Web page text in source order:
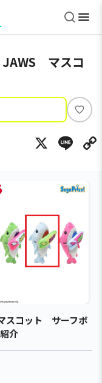
JAWS マスコ
い
ね
X
スコット サーフボ
介